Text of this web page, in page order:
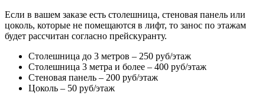
Если в вашем заказе есть столешница, стеновая панель или
цоколь, которые не помещаются в лифт, то занос по этажам
будет рассчитан согласно прейскуранту.
Столешница до 3 метров – 250 руб/этаж
Столешница 3 метра и более – 400 руб/этаж
Стеновая панель – 200 руб/этаж
Цоколь – 50 руб/этаж